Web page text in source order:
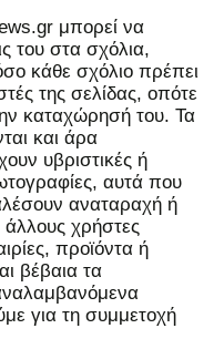
μπορεί να
του στα σχόλια,
κάθε σχόλιο πρέπει
της σελίδας, οπότε
καταχώρησή του. Τα
και άρα
υβριστικές ή
αυτά που
αναταραχή ή
χρήστες
προϊόντα ή
βέβαια τα
για τη συμμετοχή